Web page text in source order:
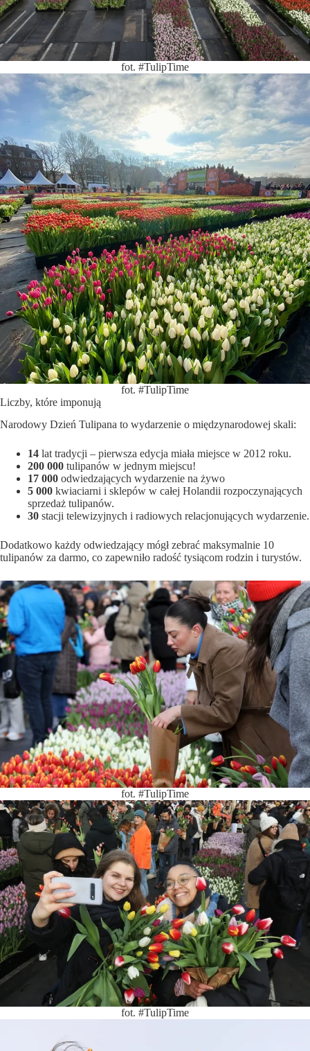
fot. #TulipTime
fot. #TulipTime
Liczby, które imponują
Narodowy Dzień Tulipana to wydarzenie o międzynarodowej skali:
14 lat tradycji – pierwsza edycja miała miejsce w 2012 roku.
200 000 tulipanów w jednym miejscu!
17 000 odwiedzających wydarzenie na żywo
5 000 kwiaciarni i sklepów w całej Holandii rozpoczynających
sprzedaż tulipanów.
30 stacji telewizyjnych i radiowych relacjonujących wydarzenie.
Dodatkowo każdy odwiedzający mógł zebrać maksymalnie 10
tulipanów za darmo, co zapewniło radość tysiącom rodzin i turystów.
fot. #TulipTime
fot. #TulipTime